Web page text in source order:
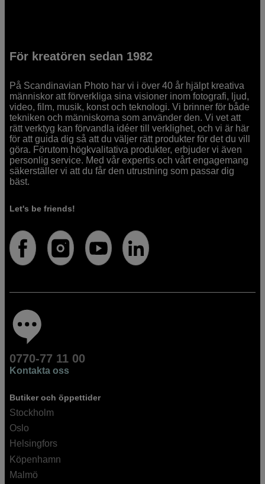
För kreatören sedan 1982
På Scandinavian Photo har vi i över 40 år hjälpt kreativa
människor att förverkliga sina visioner inom fotografi, ljud,
video, film, musik, konst och teknologi. Vi brinner för både
tekniken och människorna som använder den. Vi vet att
rätt verktyg kan förvandla idéer till verklighet, och vi är här
för att guida dig så att du väljer rätt produkter för det du vill
göra. Förutom högkvalitativa produkter, erbjuder vi även
personlig service. Med vår expertis och vårt engagemang
säkerställer vi att du får den utrustning som passar dig
bäst.
Let's be friends!
0770-77 11 00
Kontakta oss
Butiker och öppettider
Stockholm
Oslo
Helsingfors
Köpenhamn
Malmö